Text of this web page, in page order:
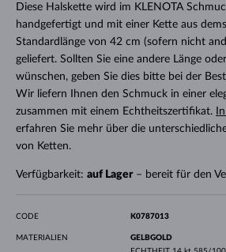
Diese Halskette wird im KLENOTA
handgefertigt und mit einer Kette aus
Standardlänge von 42 cm (sofern nicht
geliefert. Sollten Sie eine andere Länge
wünschen, geben Sie dies bitte bei der
Wir liefern Ihnen den Schmuck in einer
zusammen mit einem Echtheitszertifikat.
erfahren Sie mehr über die
von Ketten.
Verfügbarkeit: auf Lager– bereit für den
CODE K0787013
MATERIALIEN
GELBGOLD